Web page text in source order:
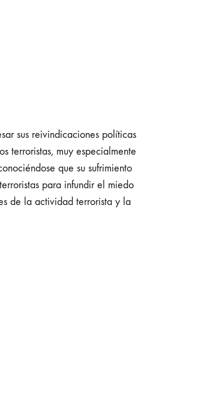
sus reivindicaciones políticas
terroristas, muy especialmente
que su sufrimiento
para infundir el miedo
de la actividad terrorista y la